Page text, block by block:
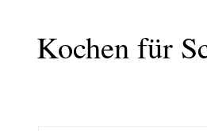
Kochen für